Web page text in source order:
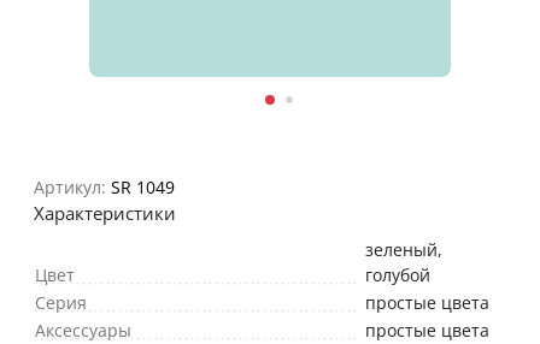
Артикул: SR 1049
Характеристики
Цвет
зеленый,
голубой
Серия
простые цвета
Аксессуары
простые цвета